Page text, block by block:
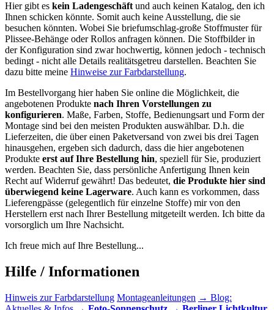
Hier gibt es kein Ladengeschäft und auch keinen Katalog, den ich
Ihnen schicken könnte. Somit auch keine Ausstellung, die sie
besuchen könnten. Wobei Sie briefumschlag-große Stoffmuster für
Plissee-Behänge oder Rollos anfragen können. Die Stoffbilder in
der Konfiguration sind zwar hochwertig, können jedoch - technisch
bedingt - nicht alle Details realitätsgetreu darstellen. Beachten Sie
dazu bitte meine Hinweise zur Farbdarstellung.
Im Bestellvorgang hier haben Sie online die Möglichkeit, die
angebotenen Produkte nach Ihren Vorstellungen zu
konfigurieren. Maße, Farben, Stoffe, Bedienungsart und Form der
Montage sind bei den meisten Produkten auswählbar. D.h. die
Lieferzeiten, die über einen Paketversand von zwei bis drei Tagen
hinausgehen, ergeben sich dadurch, dass die hier angebotenen
Produkte erst auf Ihre Bestellung hin, speziell für Sie, produziert
werden. Beachten Sie, dass persönliche Anfertigung Ihnen kein
Recht auf Widerruf gewährt! Das bedeutet, die Produkte hier sind
überwiegend keine Lagerware. Auch kann es vorkommen, dass
Lieferengpässe (gelegentlich für einzelne Stoffe) mir von den
Herstellern erst nach Ihrer Bestellung mitgeteilt werden. Ich bitte da
vorsorglich um Ihre Nachsicht.
Ich freue mich auf Ihre Bestellung...
Hilfe / Informationen
Hinweis zur Farbdarstellung Montageanleitungen → Blog: